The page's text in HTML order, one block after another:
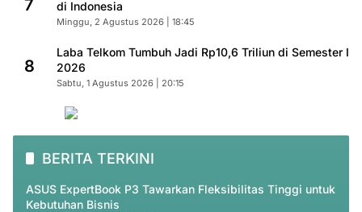
7
di Indonesia
Minggu, 2 Agustus 2026 | 18:45
8
Laba Telkom Tumbuh Jadi Rp10,6 Triliun di Semester I
2026
Sabtu, 1 Agustus 2026 | 20:15
BERITA TERKINI
ASUS ExpertBook P3 Tawarkan Fleksibilitas Tinggi untuk
Kebutuhan Bisnis